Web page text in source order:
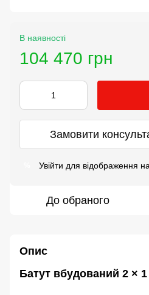
В наявності
104 470 грн
Замовити
Увійти для відображення
До обраного
Опис
Батут вбудований 2 × 1